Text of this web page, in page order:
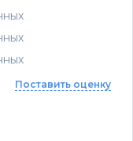
Поставить оценку